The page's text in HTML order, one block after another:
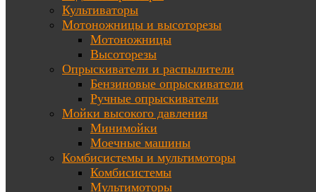
Культиваторы
Мотоножницы и высоторезы
Мотоножницы
Высоторезы
Опрыскиватели и распылители
Бензиновые опрыскиватели
Ручные опрыскиватели
Мойки высокого давления
Минимойки
Моечные машины
Комбисистемы и мультимоторы
Комбисистемы
Мультимоторы